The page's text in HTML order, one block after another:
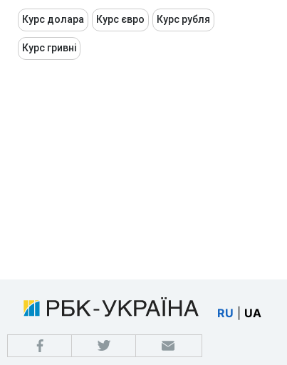
Курс долара Курс євро Курс рубля
Курс гривні
RU UA